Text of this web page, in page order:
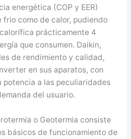
energética (COP y EER)
como de calor, pudiendo
prácticamente 4
que consumen. Daikin,
de rendimiento y calidad,
en sus aparatos, con
potencia a las peculiaridades
del usuario.
o Geotermia consiste
básicos de funcionamiento de